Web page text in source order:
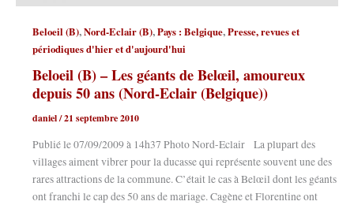
Beloeil (B),Nord-Eclair (B),Pays : Belgique,Presse, revues et
périodiques d'hier et d'aujourd'hui
Beloeil (B) – Les géants de Belœil, amoureux
depuis 50 ans (Nord-Eclair (Belgique))
daniel/21 septembre 2010
Publié le 07/09/2009 à 14h37 Photo Nord-Eclair La plupart des
villages aiment vibrer pour la ducasse qui représente souvent une des
rares attractions de la commune. C’était le cas à Belœil dont les géants
ont franchi le cap des 50 ans de mariage. Cagène et Florentine ont